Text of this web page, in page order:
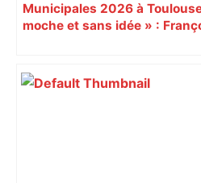
Municipales 2026 à
moche et sans idée » :
Augustins